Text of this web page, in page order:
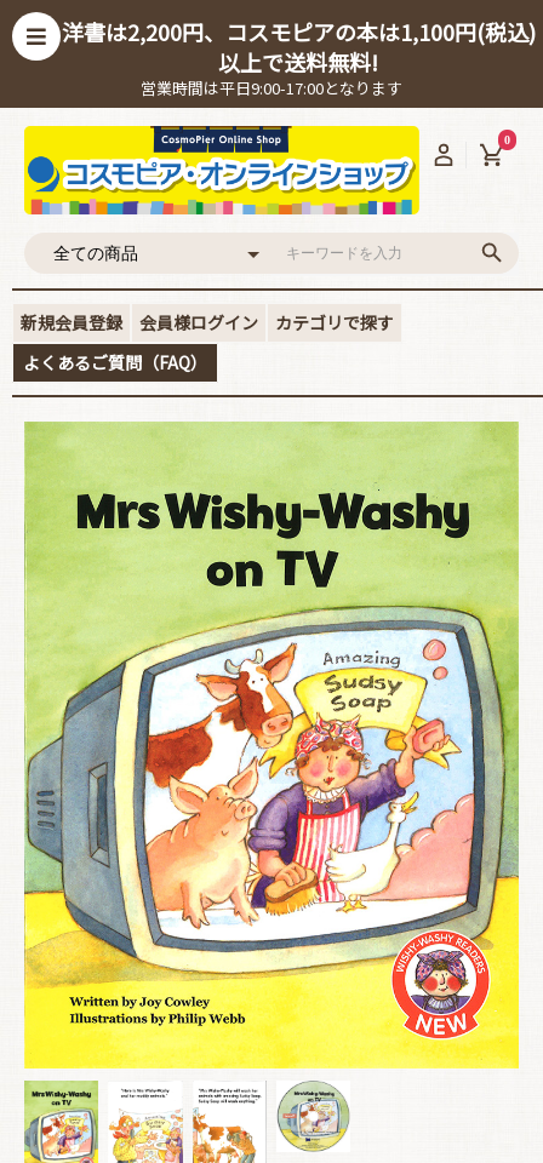
洋書は2,200円、コスモピアの本は1,100円(税込)
以上で送料無料!
営業時間は平日9:00-17:00となります
0
新規会員登録 会員様ログイン
カテゴリで探す
よくあるご質問（FAQ）